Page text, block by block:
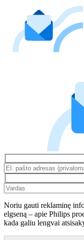
Noriu gauti reklaminę
elgseną – apie Philips
kada galiu lengvai